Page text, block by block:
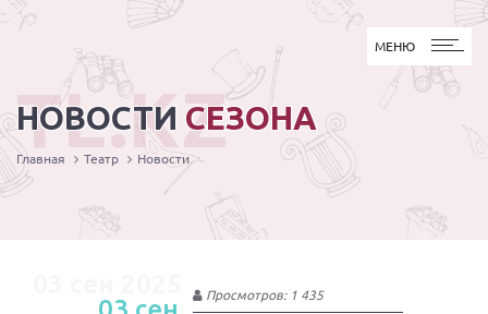
МЕНЮ
МЕНЮ
НОВОСТИ СЕЗОНА
TL.KZ
Главная Театр Новости
Просмотров: 1 435